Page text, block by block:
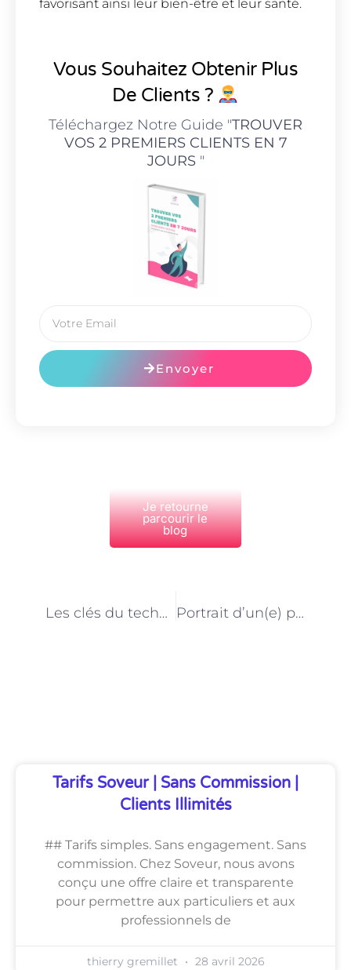
favorisant ainsi leur bien-être et leur santé.
Vous Souhaitez Obtenir Plus
De Clients ?
Téléchargez Notre Guide "TROUVER
VOS 2 PREMIERS CLIENTS EN 7
JOURS"
Envoyer
Je retourne
parcourir le
blog
Les clés du technicien en santé animale à Paris Portrait d’un(e) passionné(e) du toilettage équin à Paris
Tarifs Soveur | Sans Commission |
Clients Illimités
## Tarifs simples. Sans engagement. Sans
commission. Chez Soveur, nous avons
conçu une offre claire et transparente
pour permettre aux particuliers et aux
professionnels de
thierry gremillet 28 avril 2026